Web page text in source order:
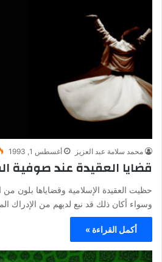
محمد سلامة عبد العزيز أغسطس 1, 1993
قضايا العقيدة عند صوفية
حظيت العقيدة الإسلامية وقضاياها بلون من
وسواء أكان ذلك قد نبع لديهم من الإدراك
أكمل القراءة »